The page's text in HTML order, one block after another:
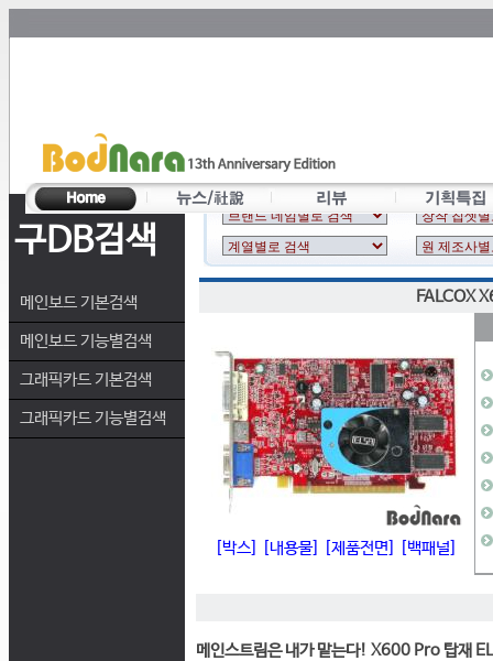
구DB검색
메인보드 기본검색
메인보드 기능별검색
그래픽카드 기본검색
그래픽카드 기능별검색
FALCOX
[박스] [내용물] [제품전면] [백패널]
메인스트림은 내가 맡는다! X600 Pro 탑재